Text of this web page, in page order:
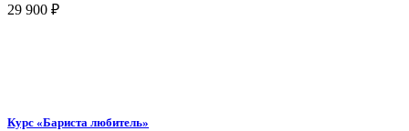
29 900 ₽
Курс «Бариста любитель»